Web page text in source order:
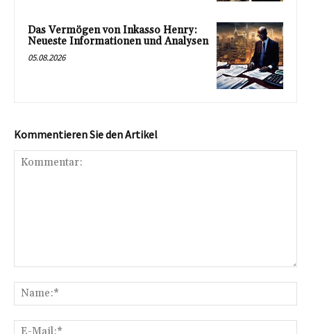
Das Vermögen von Inkasso Henry:
Neueste Informationen und Analysen
05.08.2026
Kommentieren Sie den Artikel